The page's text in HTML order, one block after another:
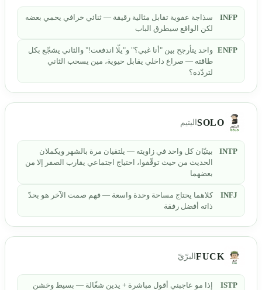
INFP
سذاجة عفوية تقابل مثالية رقيقة — ثنائي خرافي يحمي بعضه
لكن الواقع سيطرق الباب
ENFP واحد يتأرجح بين "أنا غبي؟" و"يلّا اندفعت!" والثاني يشجّع بكل
طاقته — صراع داخلي يقابل حيوية، مين يسحب الثاني
لتردّده؟
SOLO اليتيم
INTP
بيتيّان كل واحد في زاويته — يلتقيان مرة بالشهر ويكملان
الحديث من حيث توقّفوا، احتياج اجتماعي يقارب الصفر إلا من
بعضهما
INFJ
كلاهما يحتاج مساحة وحدة واسعة — فهم صمت الآخر هو بحدّ
ذاته أفضل رفقة
FUCK البرّيّ
ISTP
إذا مو عاجبني أقول مباشرة + يدين شغّالة — بسيط وخشن